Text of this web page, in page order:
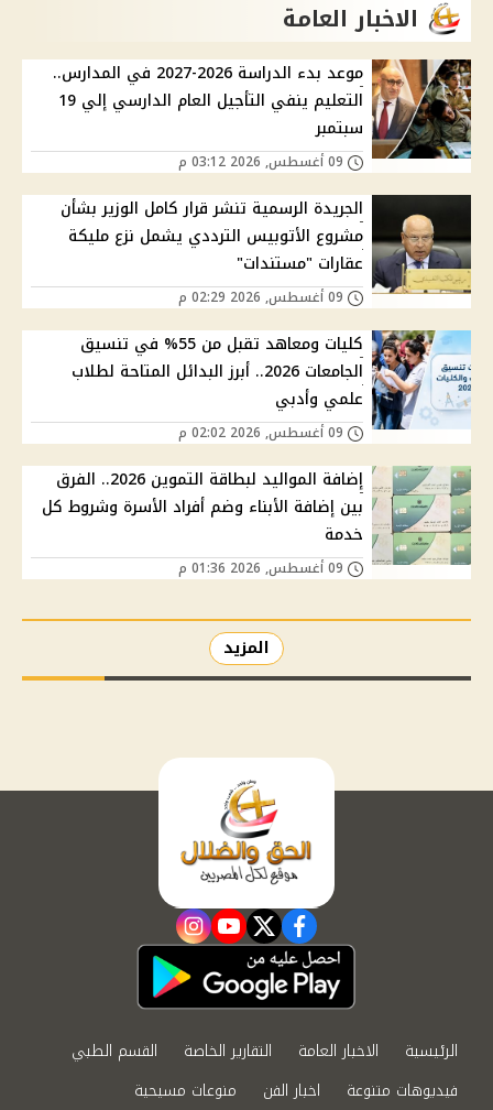
الاخبار العامة
موعد بدء الدراسة 2026-2027 في المدارس..
التعليم ينفي التأجيل العام الدارسي إلي 19
سبتمبر
الجريدة الرسمية تنشر قرار كامل الوزير بشأن
مشروع الأتوبيس الترددي يشمل نزع مليكة
عقارات "مستندات"
كليات ومعاهد تقبل من 55% في تنسيق
الجامعات 2026.. أبرز البدائل المتاحة لطلاب
علمي وأدبي
إضافة المواليد لبطاقة التموين 2026.. الفرق
بين إضافة الأبناء وضم أفراد الأسرة وشروط كل
خدمة
المزيد
facebook
twitter
youtube
instagram
الرئيسية الاخبار العامة التقارير الخاصة
القسم الطبي
فيديوهات متنوعة
اخبار الفن منوعات مسيحية